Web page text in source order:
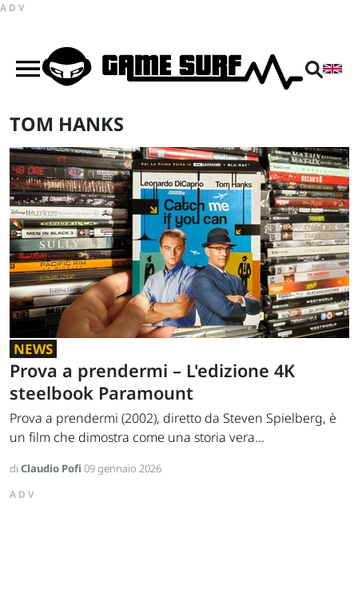
ADV
TOM HANKS
NEWS
Prova a prendermi – L'edizione 4K
steelbook Paramount
Prova a prendermi (2002), diretto da Steven Spielberg, è
un film che dimostra come una storia vera...
di Claudio Pofi 09 gennaio 2026
ADV